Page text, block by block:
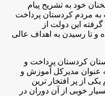
خود به تشریح پیام
مردم کردستان پرداخت
این دولت از
تا رسیدن به اهداف عالی
کردستان پرداخت و
1360 تا 1364 که به عنوان مدیرکل آموزش و
از پر افتخار ترین
خوبی از آن دوران در